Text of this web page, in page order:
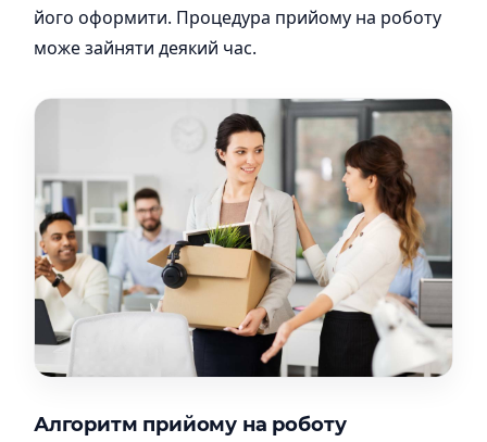
його оформити. Процедура прийому на роботу
може зайняти деякий час.
Алгоритм прийому на роботу